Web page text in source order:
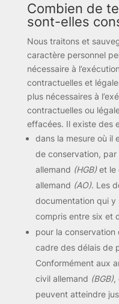
Combien de
sont-elles
Nous traitons et
caractère personnel
nécessaire à
contractuelles et
plus nécessaires à
contractuelles ou
effacées. Il existe des
dans la mesure où il
de conservation,
allemand (HGB) et le
allemand (AO). Les
documentation qui y
compris entre six et
pour la conservation
cadre des délais de
Conformément aux
civil allemand (BGB),
peuvent atteindre